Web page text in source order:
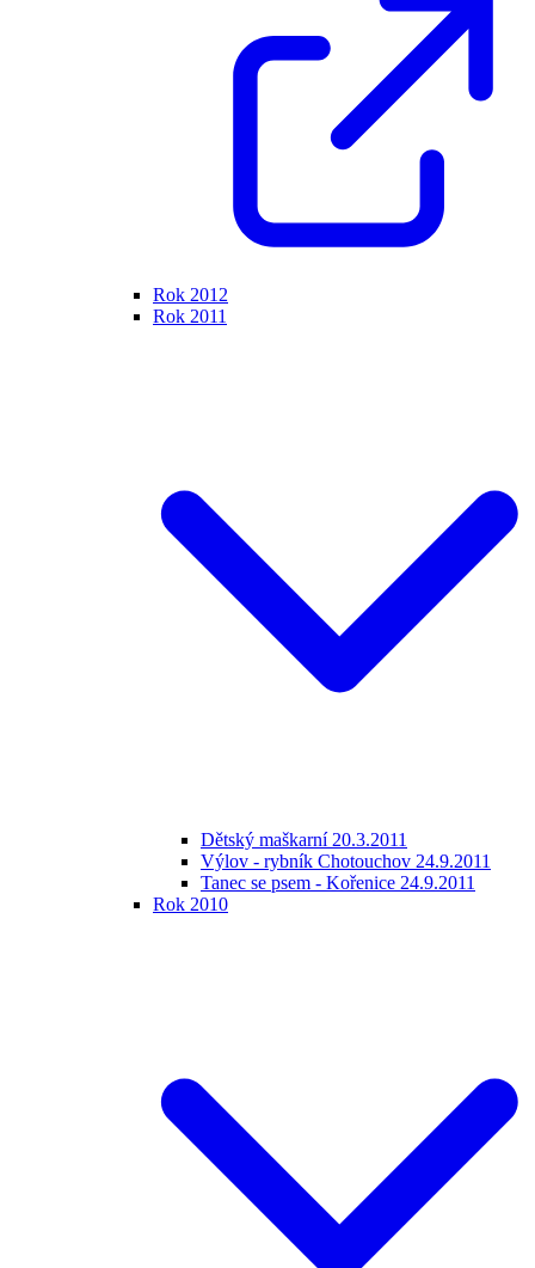
Rok 2012
Rok 2011
Dětský maškarní 20.3.2011
Výlov - rybník Chotouchov 24.9.2011
Tanec se psem - Kořenice 24.9.2011
Rok 2010